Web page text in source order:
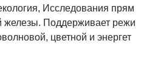
Исследования прям
железы. Поддерживает режи
цветной и энергет